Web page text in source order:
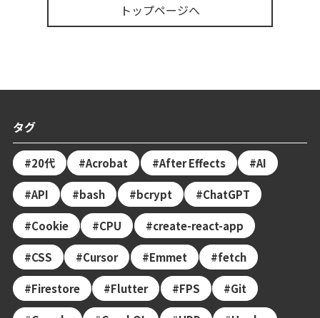
り
トップページへ
タグ
20代 Acrobat After Effects AI
API bash bcrypt ChatGPT
Cookie CPU create-react-app
CSS Cursor Emmet fetch
Firestore Flutter FPS Git